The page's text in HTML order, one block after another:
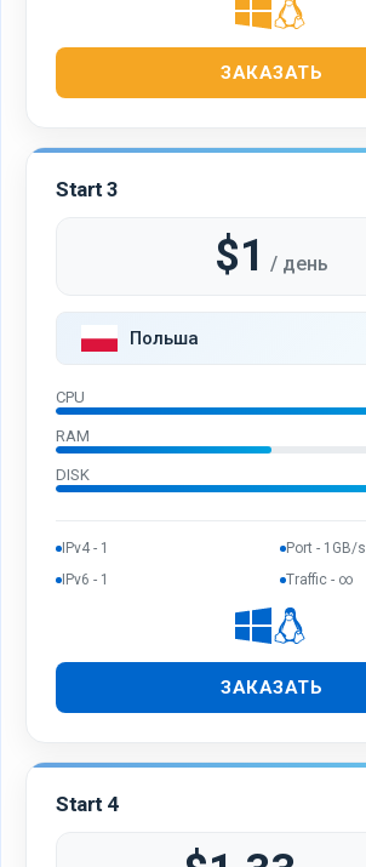
ЗАКАЗАТЬ
Start 3
$1 / день
Польша
CPU
RAM
DISK
IPv4 - 1
Port - 1GB/s
IPv6 - 1
Traffic - ∞
ЗАКАЗАТЬ
Start 4